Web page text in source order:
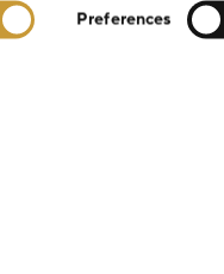
Preferences